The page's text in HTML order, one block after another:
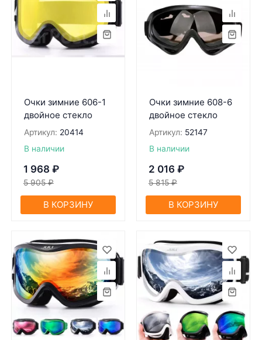
Очки зимние 606-1
двойное стекло
Артикул: 20414
В наличии
1 968 ₽
5 905 ₽
В КОРЗИНУ
Очки зимние 608-6
двойное стекло
Артикул: 52147
В наличии
2 016 ₽
5 815 ₽
В КОРЗИНУ